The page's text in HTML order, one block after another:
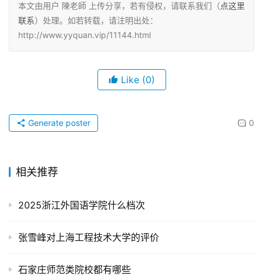
本文由用户 陳老師 上传分享，若有侵权，请联系我们（点这里
联系）处理。如若转载，请注明出处：
http://www.yyquan.vip/11144.html
Like (0)
0
Generate poster
相关推荐
2025浙江外国语学院什么档次
张雪峰对上海工程技术大学的评价
石家庄师范类院校都有哪些